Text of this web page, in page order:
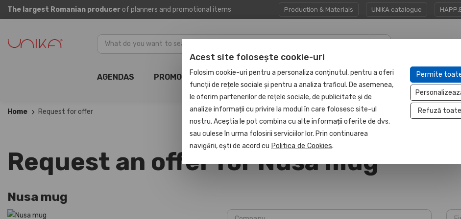
The largest Romanian producer of planners and promotional items Production & Materials UNIKA catalogue
AGENDAS PROMOTIONAL HAPP:EN
CORPORATE GIFT
SETS
PROTECTED
UNIT
Home Request for offer
Request an offer for Nusa mug
Nusa mug
Acest site folosește cookie-uri
Folosim cookie-uri pentru a personaliza conținutul, pentru a oferi
funcții de rețele sociale și pentru a analiza traficul. De asemenea,
le oferim partenerilor de rețele sociale, de publicitate și de
analize informații cu privire la modul în care folosesc site-ul
nostru. Aceștia le pot combina cu alte informații oferite de dvs.
sau culese în urma folosirii serviciilor lor. Prin continuarea
navigării, ești de acord cu Politica de Cookies.
Permite
Refuză toate